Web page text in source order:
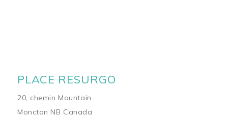
PLACE RESURGO
20, chemin Mountain
Moncton NB Canada